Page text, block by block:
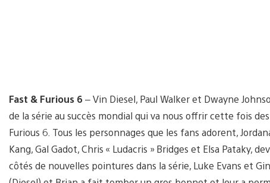
Fast & Furious 6 – Vin Diesel, Paul Walker et Dwayne
de la série au succès mondial qui va nous offrir cette fois
Furious 6. Tous les personnages que les fans adorent,
Kang, Gal Gadot, Chris « Ludacris » Bridges et Elsa Pataky,
côtés de nouvelles pointures dans la série, Luke Evans et